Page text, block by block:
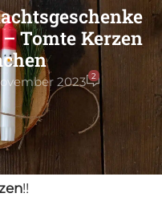
Tomte Kerzen
2023 2
allem, wenn das
!!